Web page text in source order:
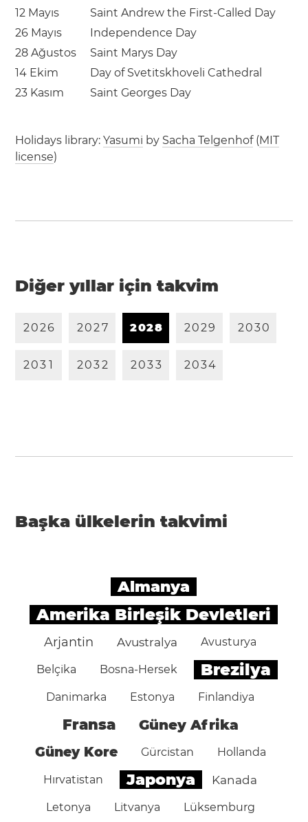
12 Mayıs
Saint Andrew the First-Called Day
26 Mayıs
Independence Day
28 Ağustos
Saint Marys Day
14 Ekim
Day of Svetitskhoveli Cathedral
23 Kasım
Saint Georges Day
Holidays library:Yasumi by Sacha Telgenhof(MIT
license)
Diğer yıllar için takvim
2026 2027 2028 2029 2030
203 1 2032 2033 2034
Başka ülkelerin takvimi
Almanya
Amerika Birleşik Devletleri
Arjantin Avustralya Avusturya
Belçika Bosna-Hersek Brezilya
Danimarka Estonya Finlandiya
Fransa Güney Afrika
Güney Kore Gürcistan Hollanda
Hırvatistan Japonya Kanada
Letonya Litvanya Lüksemburg